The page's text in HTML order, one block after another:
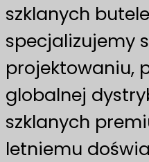
szklanych
specjalizujemy
projektowaniu,
globalnej
szklanych
letniemu